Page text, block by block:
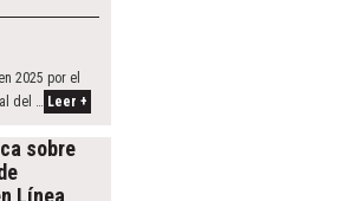
2025 por el
del … Leer +
sobre
Línea